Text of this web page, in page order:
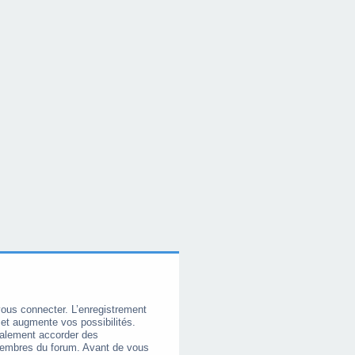
connecter. L’enregistrement
augmente vos possibilités.
accorder des
du forum. Avant de vous